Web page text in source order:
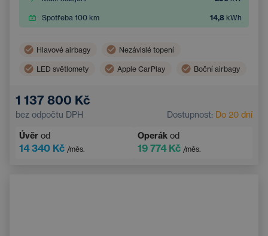
Spotřeba 100 km 14,8 kWh
Hlavové airbagy Nezávislé topení
LED světlomety Apple CarPlay Boční airbagy
Panoramatická střecha
Vyhřívané čelní sklo
1 137 800 Kč
bez odpočtu DPH Dostupnost: Do 20 dní
Úvěr od
14 340 Kč /měs.
Operák od
19 774 Kč /měs.